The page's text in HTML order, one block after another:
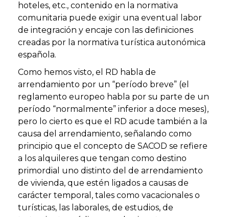
hoteles, etc., contenido en la normativa
comunitaria puede exigir una eventual labor
de integración y encaje con las definiciones
creadas por la normativa turística autonómica
española.
Como hemos visto, el RD habla de
arrendamiento por un “período breve” (el
reglamento europeo habla por su parte de un
período “normalmente” inferior a doce meses),
pero lo cierto es que el RD acude también a la
causa del arrendamiento, señalando como
principio que el concepto de SACOD se refiere
a los alquileres que tengan como destino
primordial uno distinto del de arrendamiento
de vivienda, que estén ligados a causas de
carácter temporal, tales como vacacionales o
turísticas, las laborales, de estudios, de